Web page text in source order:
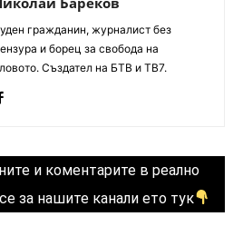
гражданин, журналист без
и борец за свобода на
Създател на БТВ и ТВ7.
и коментарите в реално
за нашите канали ето тук